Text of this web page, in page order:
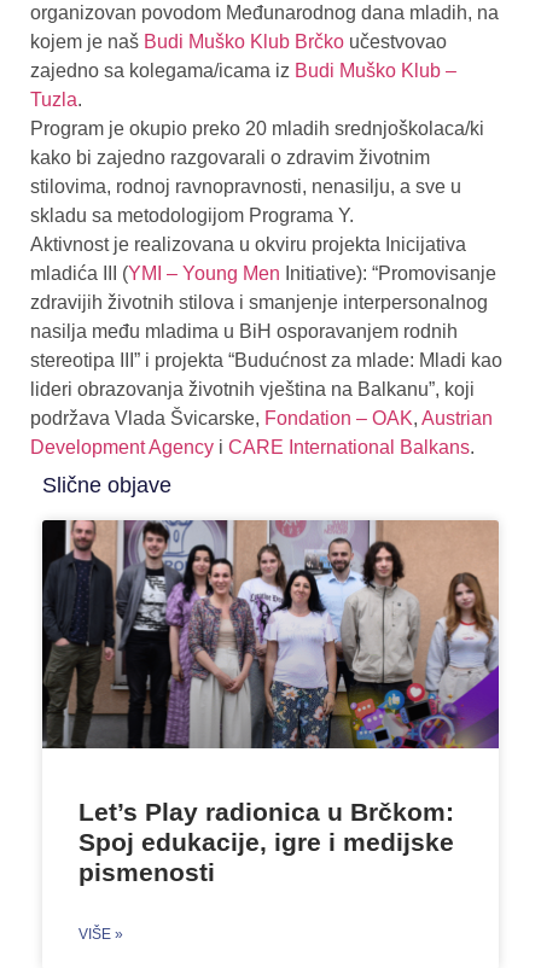
organizovan povodom Međunarodnog dana mladih, na
kojem je naš Budi Muško Klub Brčko učestvovao
zajedno sa kolegama/icama iz Budi Muško Klub –
Tuzla.
Program je okupio preko 20 mladih srednjoškolaca/ki
kako bi zajedno razgovarali o zdravim životnim
stilovima, rodnoj ravnopravnosti, nenasilju, a sve u
skladu sa metodologijom Programa Y.
Aktivnost je realizovana u okviru projekta Inicijativa
mladića III (YMI – Young Men Initiative): “Promovisanje
zdravijih životnih stilova i smanjenje interpersonalnog
nasilja među mladima u BiH osporavanjem rodnih
stereotipa III” i projekta “Budućnost za mlade: Mladi kao
lideri obrazovanja životnih vještina na Balkanu”, koji
podržava Vlada Švicarske, Fondation – OAK, Austrian
Development Agency i CARE International Balkans.
Slične objave
Let’s Play radionica u Brčkom:
Spoj edukacije, igre i medijske
pismenosti
VIŠE »